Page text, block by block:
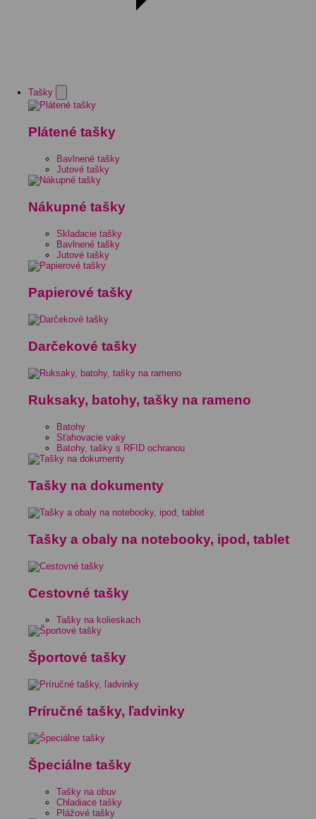
Tašky
Plátené tašky
Bavlnené tašky
Jutové tašky
Nákupné tašky
Skladacie tašky
Bavlnené tašky
Jutové tašky
Papierové tašky
Darčekové tašky
Ruksaky, batohy, tašky na rameno
Batohy
Sťahovacie vaky
Batohy, tašky s RFID ochranou
Tašky na dokumenty
Tašky a obaly na notebooky, ipod, tablet
Cestovné tašky
Tašky na kolieskach
Športové tašky
Príručné tašky, ľadvinky
Špeciálne tašky
Tašky na obuv
Chladiace tašky
Plážové tašky